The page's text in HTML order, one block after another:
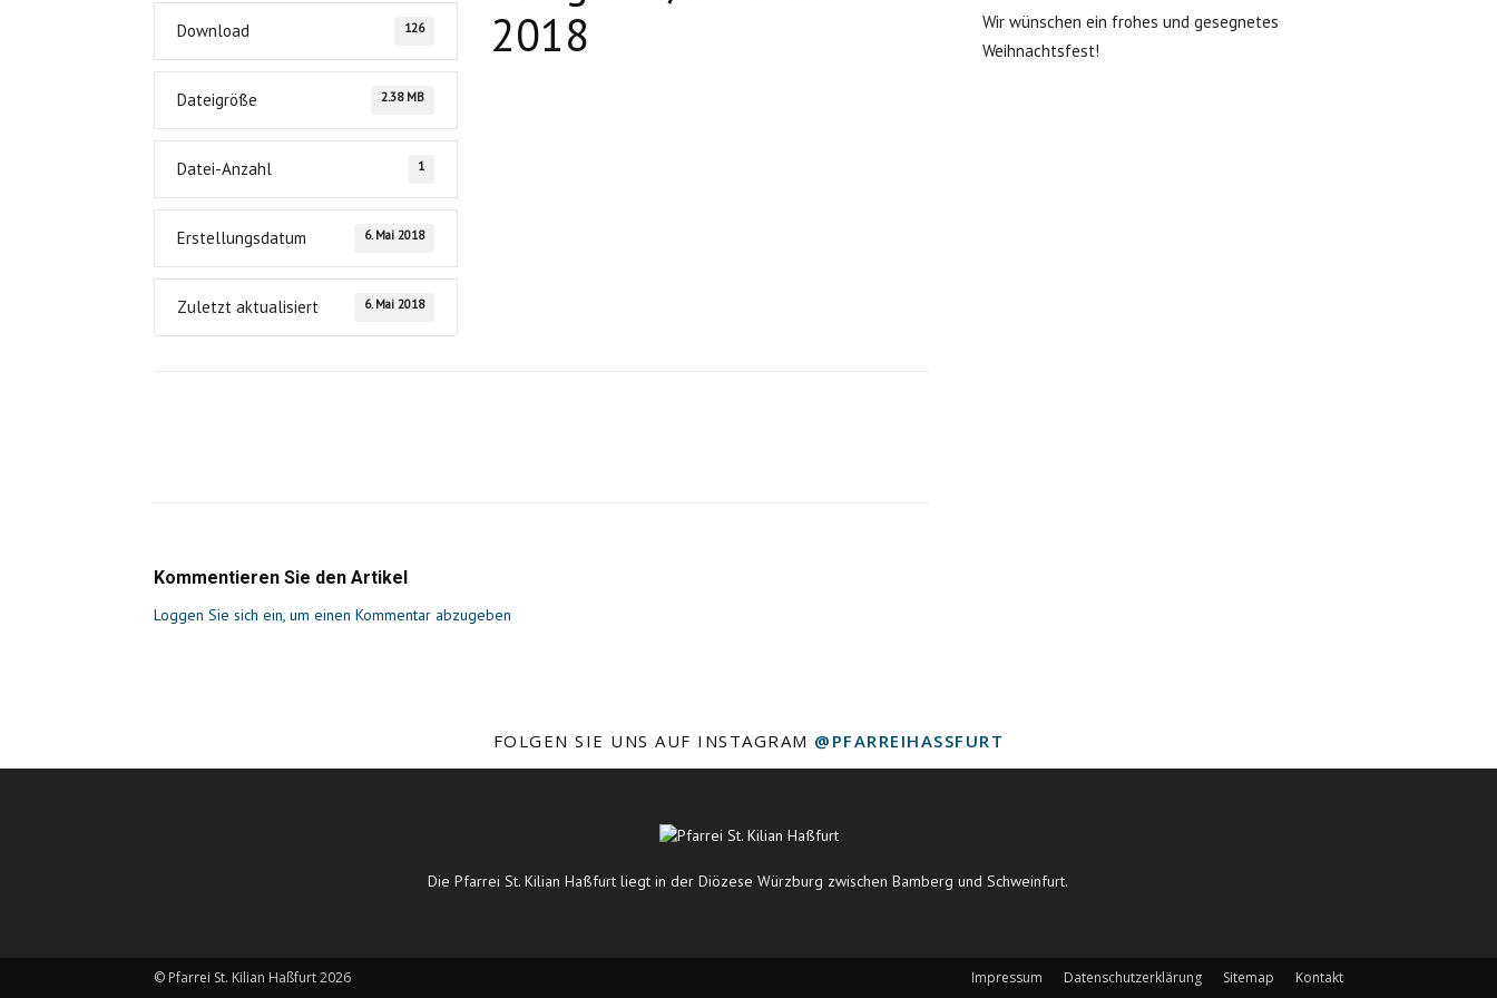
Download 126
Dateigröße 2.38 MB
Datei-Anzahl 1
Erstellungsdatum 6. Mai 2018
Zuletzt aktualisiert 6. Mai 2018
2018
Kommentieren Sie den Artikel
Loggen Sie sich ein, um einen Kommentar abzugeben
Wir wünschen ein frohes und gesegnetes
Weihnachtsfest!
FOLGEN SIE UNS AUF INSTAGRAM @PFARREIHASSFURT
Die Pfarrei St. Kilian Haßfurt liegt in der Diözese Würzburg zwischen Bamberg und Schweinfurt.
Impressum Datenschutzerklärung Sitemap Kontakt
© Pfarrei St. Kilian Haßfurt 2026